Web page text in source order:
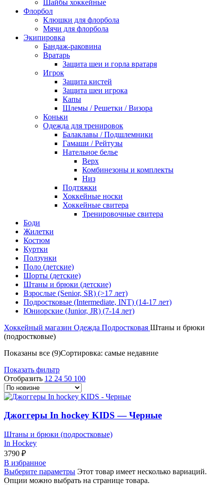
Шайбы хоккейные
Флорбол
Клюшки для флорбола
Мячи для флорбола
Экипировка
Бандаж-раковина
Вратарь
Защита шеи и горла вратаря
Игрок
Защита кистей
Защита шеи игрока
Капы
Шлемы / Решетки / Визора
Коньки
Одежда для тренировок
Балаклавы / Подшлемники
Гамаши / Рейтузы
Нательное белье
Верх
Комбинезоны и комплекты
Низ
Подтяжки
Хоккейные носки
Хоккейные свитера
Тренировочные свитера
Боди
Жилетки
Костюм
Куртки
Ползунки
Поло (детские)
Шорты (детские)
Штаны и брюки (детские)
Взрослые (Senior, SR) (>17 лет)
Подростковые (Intermediate, INT) (14-17 лет)
Юниорские (Junior, JR) (7-14 лет)
Хоккейный магазин Одежда Подростковая Штаны и брюки
(подростковые)
Показаны все (9)Сортировка: самые недавние
Показать фильтр
Отобразить 12 24 50 100
Джоггеры In hockey KIDS — Черные
Штаны и брюки (подростковые)
In Hockey
3790 ₽
В избранное
Выберите параметры Этот товар имеет несколько вариаций.
Опции можно выбрать на странице товара.